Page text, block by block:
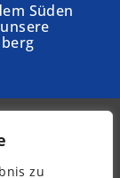
zu
Süden